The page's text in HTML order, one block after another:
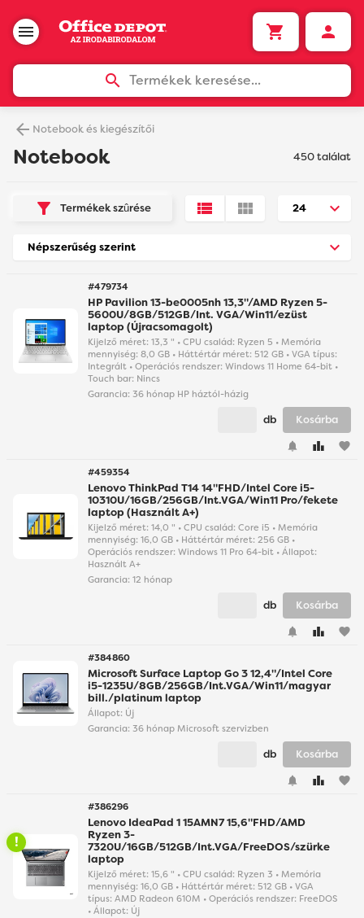
Termékek keresése...
Notebook és kiegészítői
450 találat
Notebook
Termékek szûrése
#479734
HP Pavilion 13-be0005nh 13,3"/AMD Ryzen 5-
5600U/8GB/512GB/Int. VGA/Win11/ezüst
laptop (Újracsomagolt)
Kijelző méret: 13,3 " • CPU család: Ryzen 5 • Memória
mennyiség: 8,0 GB • Háttértár méret: 512 GB • VGA típus:
Integrált • Operációs rendszer: Windows 11 Home 64-bit •
Touch bar: Nincs
Garancia: 36 hónap HP háztól-házig
favorite
db Kosárba
#459354
Lenovo ThinkPad T14 14"FHD/Intel Core i5-
10310U/16GB/256GB/Int.VGA/Win11 Pro/fekete
laptop (Használt A+)
Kijelző méret: 14,0 " • CPU család: Core i5 • Memória
mennyiség: 16,0 GB • Háttértár méret: 256 GB •
Operációs rendszer: Windows 11 Pro 64-bit • Állapot:
Használt A+
Garancia: 12 hónap
favorite
db Kosárba
#384860
Microsoft Surface Laptop Go 3 12,4"/Intel Core
i5-1235U/8GB/256GB/Int.VGA/Win11/magyar
bill./platinum laptop
Állapot: Új
Garancia: 36 hónap Microsoft szervizben
favorite
db Kosárba
#386296
Lenovo IdeaPad 1 15AMN7 15,6"FHD/AMD
Ryzen 3-
7320U/16GB/512GB/Int.VGA/FreeDOS/szürke
laptop
Kijelző méret: 15,6 " • CPU család: Ryzen 3 • Memória
mennyiség: 16,0 GB • Háttértár méret: 512 GB • VGA
típus: AMD Radeon 610M • Operációs rendszer: FreeDOS
• Állapot: Új